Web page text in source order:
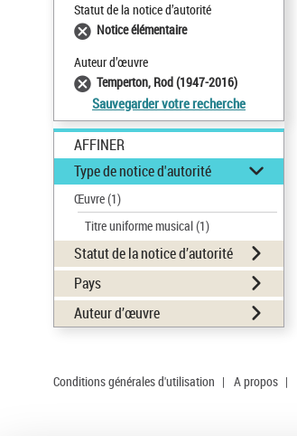
Statut de la notice d’autorité
Notice élémentaire
Auteur d’œuvre
Temperton, Rod (1947-2016)
Sauvegarder votre recherche
AFFINER
Type de notice d'autorité
Œuvre(1)
Titre uniforme musical(1)
Statut de la notice d’autorité
Pays
Auteur d’œuvre
Conditions générales d'utilisation | A propos |